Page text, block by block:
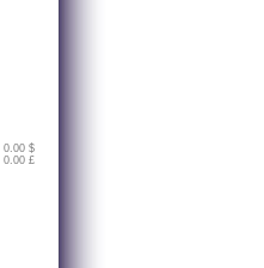
0.00 $
0.00 £